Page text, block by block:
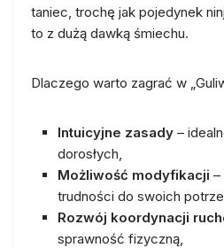
taniec, trochę jak pojedynek
to z dużą dawką śmiechu.
Dlaczego warto zagrać w
Intuicyjne zasady –
dorosłych,
Możliwość modyfikacji –
trudności do swoich
Rozwój koordynacji
sprawność fizyczną,